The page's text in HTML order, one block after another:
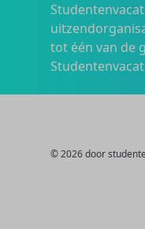
tot één van de
© 2026 door